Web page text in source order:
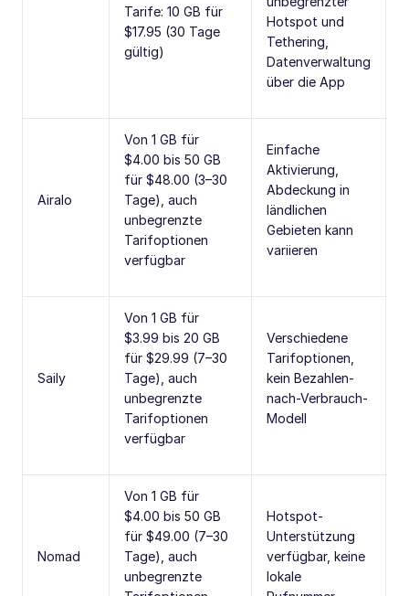
Tarife: 10 GB für
$17.95 (30 Tage
gültig)
Hotspot und
Tethering,
Datenverwaltung
über die App
Airalo
Von 1 GB für
$4.00 bis 50 GB
für $48.00 (3–30
Tage), auch
unbegrenzte
Tarifoptionen
verfügbar
Einfache
Aktivierung,
Abdeckung in
ländlichen
Gebieten kann
variieren
Saily
Von 1 GB für
$3.99 bis 20 GB
für $29.99 (7–30
Tage), auch
unbegrenzte
Tarifoptionen
verfügbar
Verschiedene
Tarifoptionen,
kein Bezahlen-
nach-Verbrauch-
Modell
Nomad
Von 1 GB für
$4.00 bis 50 GB
für $49.00 (7–30
Tage), auch
unbegrenzte
Hotspot-
Unterstützung
verfügbar, keine
lokale